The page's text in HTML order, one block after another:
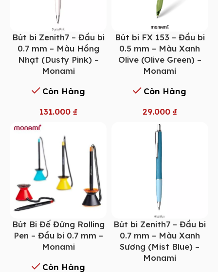
Bút bi Zenith7 – Đầu bi
0.7 mm – Màu Hồng
Nhạt (Dusty Pink) –
Monami
Còn Hàng
131.000 ₫
Bút bi FX 153 – Đầu bi
0.5 mm – Màu Xanh
Olive (Olive Green) –
Monami
Còn Hàng
29.000 ₫
Bút Bi Đế Đứng Rolling
Pen – Đầu bi 0.7 mm –
Monami
Còn Hàng
Bút bi Zenith7 – Đầu bi
0.7 mm – Màu Xanh
Sương (Mist Blue) –
Monami